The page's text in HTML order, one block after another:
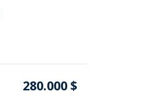
280.000 $